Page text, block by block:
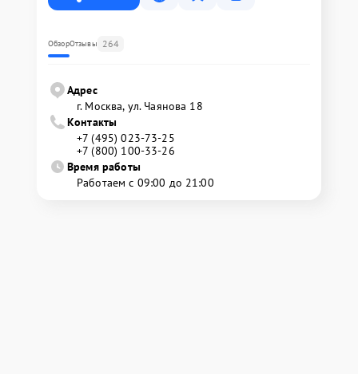
ОбзорОтзывы 264
Адрес
г. Москва, ул. Чаянова 18
Контакты
+7 (495) 023-73-25
+7 (800) 100-33-26
Время работы
Работаем с 09:00 до 21:00